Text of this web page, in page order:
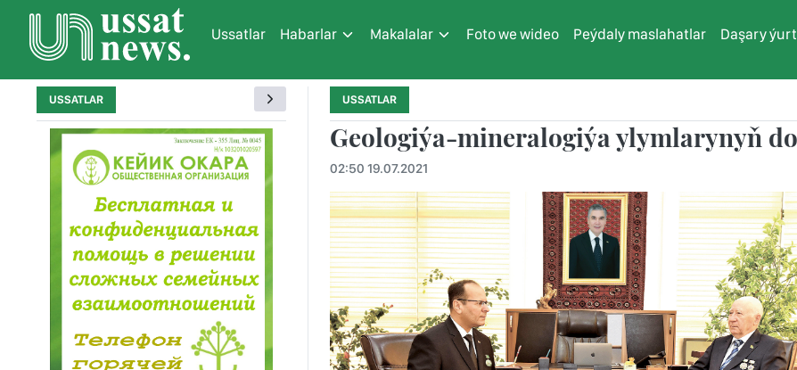
Ussatlar Habarlar Makalalar Foto we wideo Peýdaly maslahatlar Daşary
USSATLAR
Geologiýa-mineralogiýa ylymlarynyň
02:50 19.07.2021
USSATLAR